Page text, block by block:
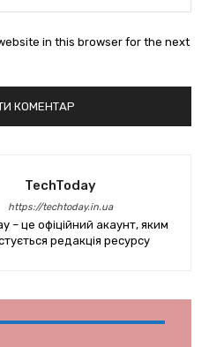
in this browser for the next
TechToday
https://techtoday.in.ua
– це офіційний акаунт, яким
редакція ресурсу